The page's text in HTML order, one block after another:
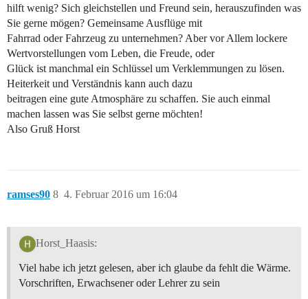
hilft wenig? Sich gleichstellen und Freund sein, herauszufinden was
Sie gerne mögen? Gemeinsame Ausflüge mit
Fahrrad oder Fahrzeug zu unternehmen? Aber vor Allem lockere
Wertvorstellungen vom Leben, die Freude, oder
Glück ist manchmal ein Schlüssel um Verklemmungen zu lösen.
Heiterkeit und Verständnis kann auch dazu
beitragen eine gute Atmosphäre zu schaffen. Sie auch einmal
machen lassen was Sie selbst gerne möchten!
Also Gruß Horst
ramses90 4. Februar 2016 um 16:04
8
Horst_Haasis:
Viel habe ich jetzt gelesen, aber ich glaube da fehlt die Wärme.
Vorschriften, Erwachsener oder Lehrer zu sein